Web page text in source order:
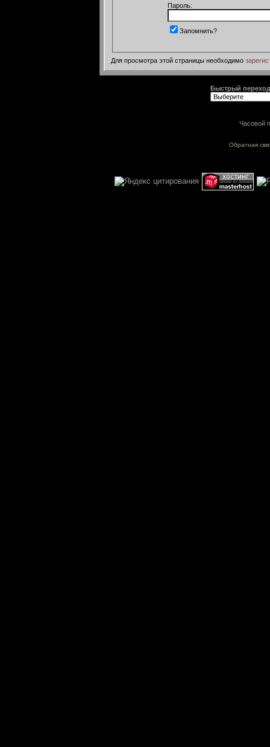
Пароль:
Запомнить?
Для просмотра этой страницы необходимо
Быстрый переход
Часовой
Обратная